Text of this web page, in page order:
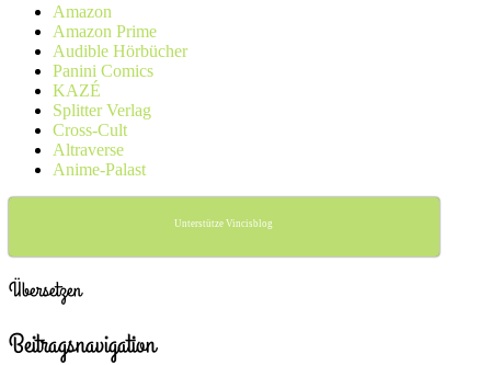
Amazon
Amazon Prime
Audible Hörbücher
Panini Comics
KAZÉ
Splitter Verlag
Cross-Cult
Altraverse
Anime-Palast
Unterstütze Vincisblog
Übersetzen
Beitragsnavigation